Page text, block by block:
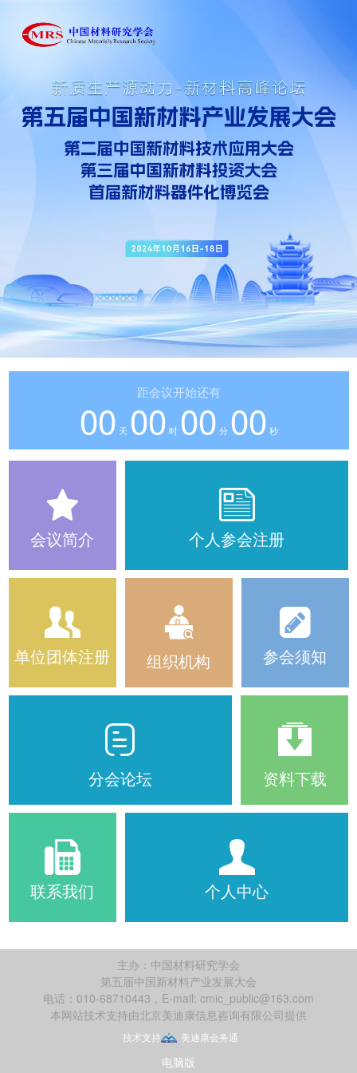
距会议开始还有
00 天 00 时 00 分 00 秒
会议简介 个人参会注册
单位团体注册 组织机构 参会须知
分会论坛 资料下载
联系我们 个人中心
主办：中国材料研究学会
第五届中国新材料产业发展大会
电话：010-68710443，E-mail: cmic_public@163.com
本网站技术支持由北京美迪康信息咨询有限公司提供
电脑版